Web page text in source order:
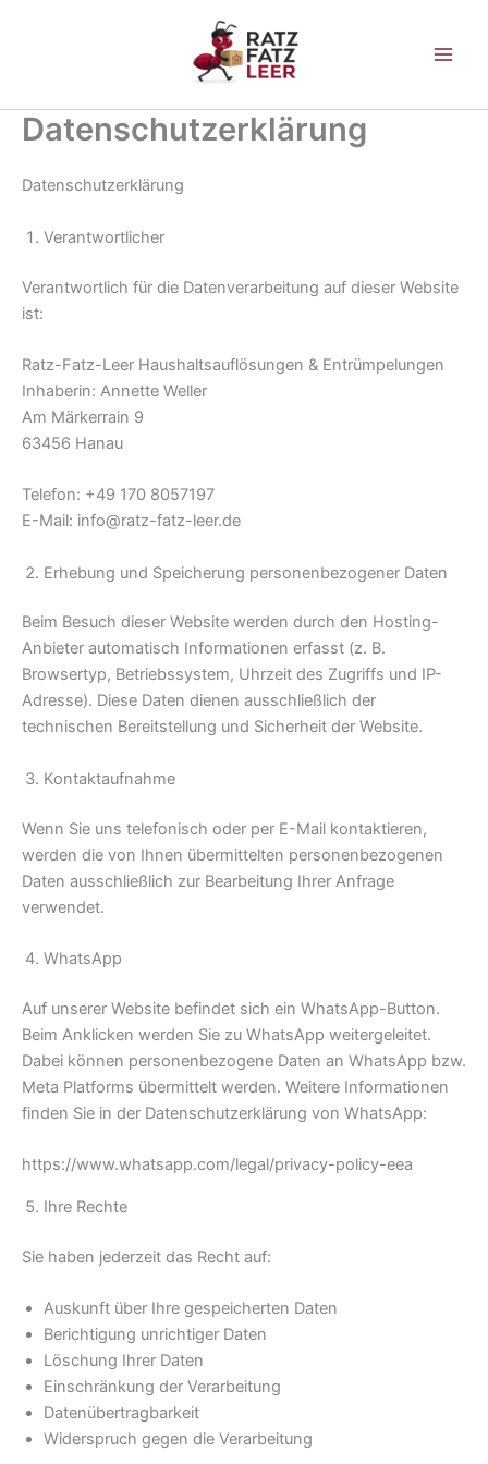
Datenschutzerklärung
Datenschutzerklärung
Verantwortlicher
Verantwortlich für die Datenverarbeitung auf dieser Website
ist:
Ratz-Fatz-Leer Haushaltsauflösungen & Entrümpelungen
Inhaberin: Annette Weller
Am Märkerrain 9
63456 Hanau
Telefon: +49 170 8057197
E-Mail: info@ratz-fatz-leer.de
Erhebung und Speicherung personenbezogener Daten
Beim Besuch dieser Website werden durch den Hosting-
Anbieter automatisch Informationen erfasst (z. B.
Browsertyp, Betriebssystem, Uhrzeit des Zugriffs und IP-
Adresse). Diese Daten dienen ausschließlich der
technischen Bereitstellung und Sicherheit der Website.
Kontaktaufnahme
Wenn Sie uns telefonisch oder per E-Mail kontaktieren,
werden die von Ihnen übermittelten personenbezogenen
Daten ausschließlich zur Bearbeitung Ihrer Anfrage
verwendet.
WhatsApp
Auf unserer Website befindet sich ein WhatsApp-Button.
Beim Anklicken werden Sie zu WhatsApp weitergeleitet.
Dabei können personenbezogene Daten an WhatsApp bzw.
Meta Platforms übermittelt werden. Weitere Informationen
finden Sie in der Datenschutzerklärung von WhatsApp:
https://www.whatsapp.com/legal/privacy-policy-eea
Ihre Rechte
Sie haben jederzeit das Recht auf:
Auskunft über Ihre gespeicherten Daten
Berichtigung unrichtiger Daten
Löschung Ihrer Daten
Einschränkung der Verarbeitung
Datenübertragbarkeit
Widerspruch gegen die Verarbeitung